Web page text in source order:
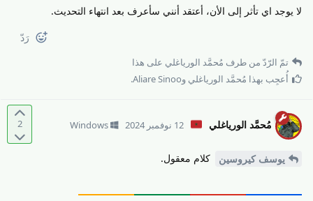
لا يوجد اي تأثر إلى الأن، أعتقد أنني سأعرف بعد انتهاء التحديث.
رَدّ
تمّ الرّدّ من طرف مُحمَّد الورياغلي على هذا
أُعجِب بهذا مُحمَّد الورياغلي وAliare Sinoo
.
2 مُحمَّد الورياغلي 12 نوفمبر 2024 Windows
يوسف كيروسين كلام معقول.